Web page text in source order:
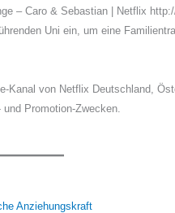
– Caro & Sebastian | Netflix
Uni ein, um eine
von Netflix Deutschland,
Promotion-Zwecken.
Anziehungskraft